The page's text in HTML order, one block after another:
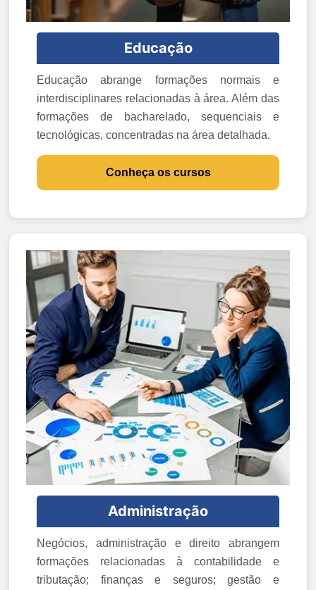
Educação
Educação abrange formações normais e
interdisciplinares relacionadas à área. Além das
formações de bacharelado, sequenciais e
tecnológicas, concentradas na área detalhada.
Conheça os cursos
Administração
Negócios, administração e direito abrangem
formações relacionadas à contabilidade e
tributação; finanças e seguros; gestão e